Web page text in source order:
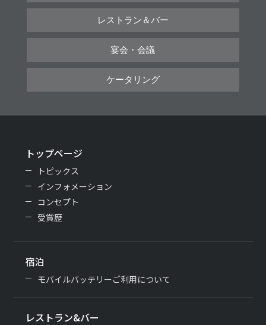
レストラン＆バー
宴会・会議
ケータリング
トップページ
トピックス
インフォメーション
コンセプト
受賞歴
宿泊
モバイルバッテリーご利用について
レストラン&バー